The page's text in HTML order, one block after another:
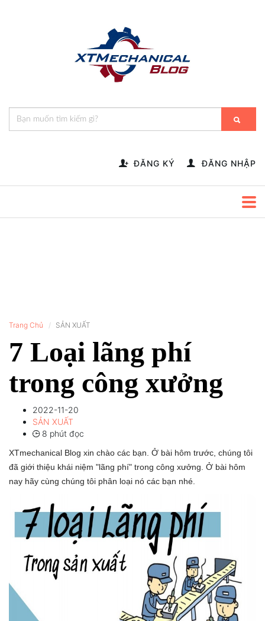
ĐĂNG KÝ ĐĂNG NHẬP
Trang Chủ SẢN XUẤT
7 Loại lãng phí
trong công xưởng
2022-11-20
SẢN XUẤT
8 phút đọc
XTmechanical Blog xin chào các bạn. Ở bài hôm trước, chúng tôi
đã giới thiệu khái niệm "lãng phí" trong công xưởng. Ở bài hôm
nay hãy cùng chúng tôi phân loại nó các bạn nhé.